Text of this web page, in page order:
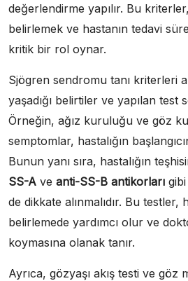
değerlendirme yapılır. Bu kriterler,
belirlemek ve hastanın tedavi
kritik bir rol oynar.
Sjögren sendromu tanı kriterleri
yaşadığı belirtiler ve yapılan test
Örneğin, ağız kuruluğu ve göz
semptomlar, hastalığın
Bunun yanı sıra, hastalığın
SS-A ve anti-SS-B antikorları
de dikkate alınmalıdır. Bu testler,
belirlemede yardımcı olur ve
koymasına olanak tanır.
Ayrıca, gözyaşı akış testi ve göz